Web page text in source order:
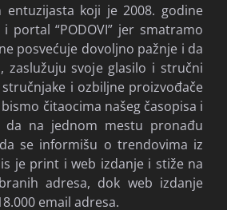
koji je 2008. godine
portal “PODOVI” jer smatramo
posvećuje dovoljno pažnje i da
zaslužuju svoje glasilo i stručni
i ozbiljne proizvođače
čitaocima našeg časopisa i
da na jednom mestu pronađu
se informišu o trendovima iz
je print i web izdanje i stiže na
adresa, dok web izdanje
email adresa.